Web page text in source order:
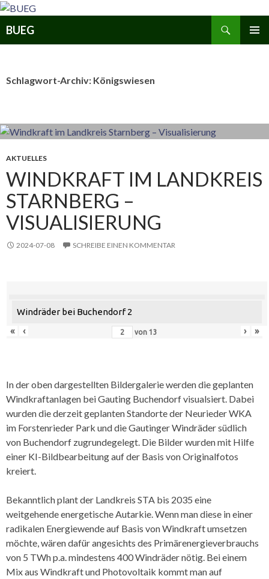
Zum
springen
BUEG
Schlagwort-Archiv: Königswiesen
AKTUELLES
WINDKRAFT IM LANDKREIS
STARNBERG –
VISUALISIERUNG
2024-07-08 SCHREIBE EINEN KOMMENTAR
Windräder bei Buchendorf 2
«
‹ von 13 › »
In der oben dargestellten Bildergalerie werden die geplanten
Windkraftanlagen bei Gauting Buchendorf visualsiert. Dabei
wurden die derzeit geplanten Standorte der Neurieder WKA
im Forstenrieder Park und die Gautinger Windräder südlich
von Buchendorf zugrundegelegt. Die Bilder wurden mit Hilfe
einer KI-Bildbearbeitung auf der Basis von Originalfotos
kreiert.
Bekanntlich plant der Landkreis STA bis 2035 eine
weitgehende energetische Autarkie. Wenn man diese in einer
radikalen Energiewende auf Basis von Windkraft umsetzen
möchte, wären dafür angesichts des Primärenergieverbrauchs
von 5 TWh p.a. mindestens 400 Windräder nötig. Bei einem
Mix aus Windkraft und Photovoltaik kommt man auf